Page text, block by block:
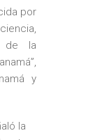
por
de la
y
la